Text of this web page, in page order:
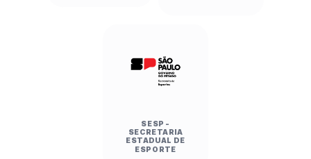
SESP -
SECRETARIA
ESTADUAL DE
ESPORTE